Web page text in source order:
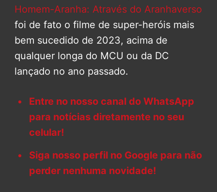
Homem-Aranha: Através do Aranhaverso
foi de fato o filme de super-heróis mais
bem sucedido de 2023, acima de
qualquer longa do MCU ou da DC
lançado no ano passado.
Entre no nosso canal do WhatsApp
para notícias diretamente no seu
celular!
Siga nosso perfil no Google para não
perder nenhuma novidade!